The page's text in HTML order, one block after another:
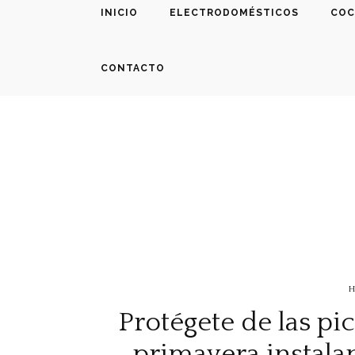
INICIO ELECTRODOMÉSTICOS
CONTACTO
Protégete de las